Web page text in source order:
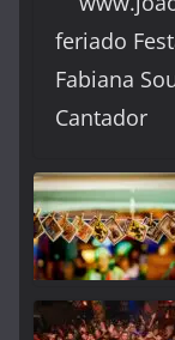
feriado
Fabiana
Cantador